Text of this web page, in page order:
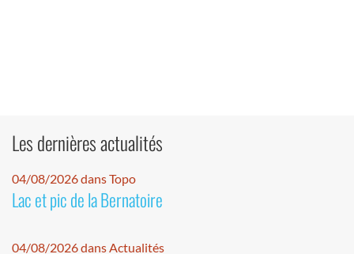
Les dernières actualités
04/08/2026 dans Topo
Lac et pic de la Bernatoire
04/08/2026 dans Actualités